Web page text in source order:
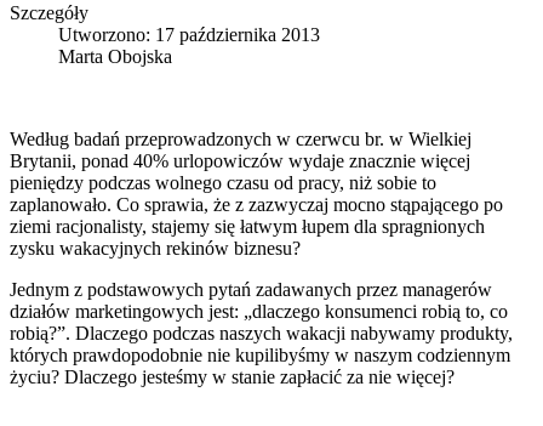
Szczegóły
Utworzono: 17 października 2013
Marta Obojska
Według badań przeprowadzonych w czerwcu br. w Wielkiej
Brytanii, ponad 40% urlopowiczów wydaje znacznie więcej
pieniędzy podczas wolnego czasu od pracy, niż sobie to
zaplanowało. Co sprawia, że z zazwyczaj mocno stąpającego po
ziemi racjonalisty, stajemy się łatwym łupem dla spragnionych
zysku wakacyjnych rekinów biznesu?
Jednym z podstawowych pytań zadawanych przez managerów
działów marketingowych jest: „dlaczego konsumenci robią to, co
robią?”. Dlaczego podczas naszych wakacji nabywamy produkty,
których prawdopodobnie nie kupilibyśmy w naszym codziennym
życiu? Dlaczego jesteśmy w stanie zapłacić za nie więcej?